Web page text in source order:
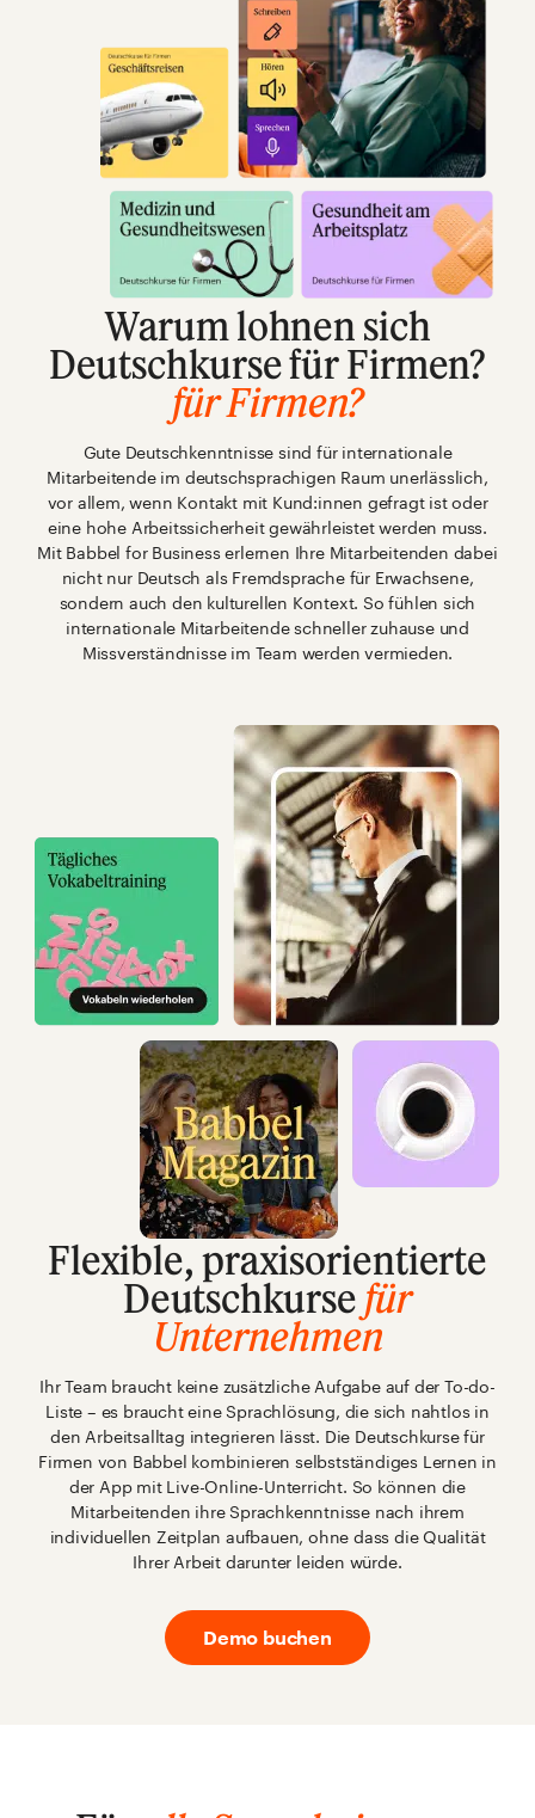
Warum lohnen sich
Deutschkurse für Firmen?
für Firmen?
Gute Deutschkenntnisse sind für internationale
Mitarbeitende im deutschsprachigen Raum unerlässlich,
vor allem, wenn Kontakt mit Kund:innen gefragt ist oder
eine hohe Arbeitssicherheit gewährleistet werden muss.
Mit Babbel for Business erlernen Ihre Mitarbeitenden dabei
nicht nur Deutsch als Fremdsprache für Erwachsene,
sondern auch den kulturellen Kontext. So fühlen sich
internationale Mitarbeitende schneller zuhause und
Missverständnisse im Team werden vermieden.
Flexible, praxisorientierte
Deutschkurse für
Unternehmen
Ihr Team braucht keine zusätzliche Aufgabe auf der To-do-
Liste – es braucht eine Sprachlösung, die sich nahtlos in
den Arbeitsalltag integrieren lässt. Die Deutschkurse für
Firmen von Babbel kombinieren selbstständiges Lernen in
der App mit Live-Online-Unterricht. So können die
Mitarbeitenden ihre Sprachkenntnisse nach ihrem
individuellen Zeitplan aufbauen, ohne dass die Qualität
Ihrer Arbeit darunter leiden würde.
Demo buchen